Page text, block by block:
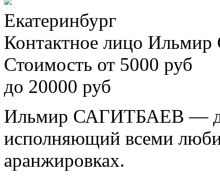
Екатеринбург
Контактное лицо Ильмир
Стоимость от 5000 руб
до 20000 руб
Ильмир САГИТБАЕВ —
исполняющий всеми
аранжировках.